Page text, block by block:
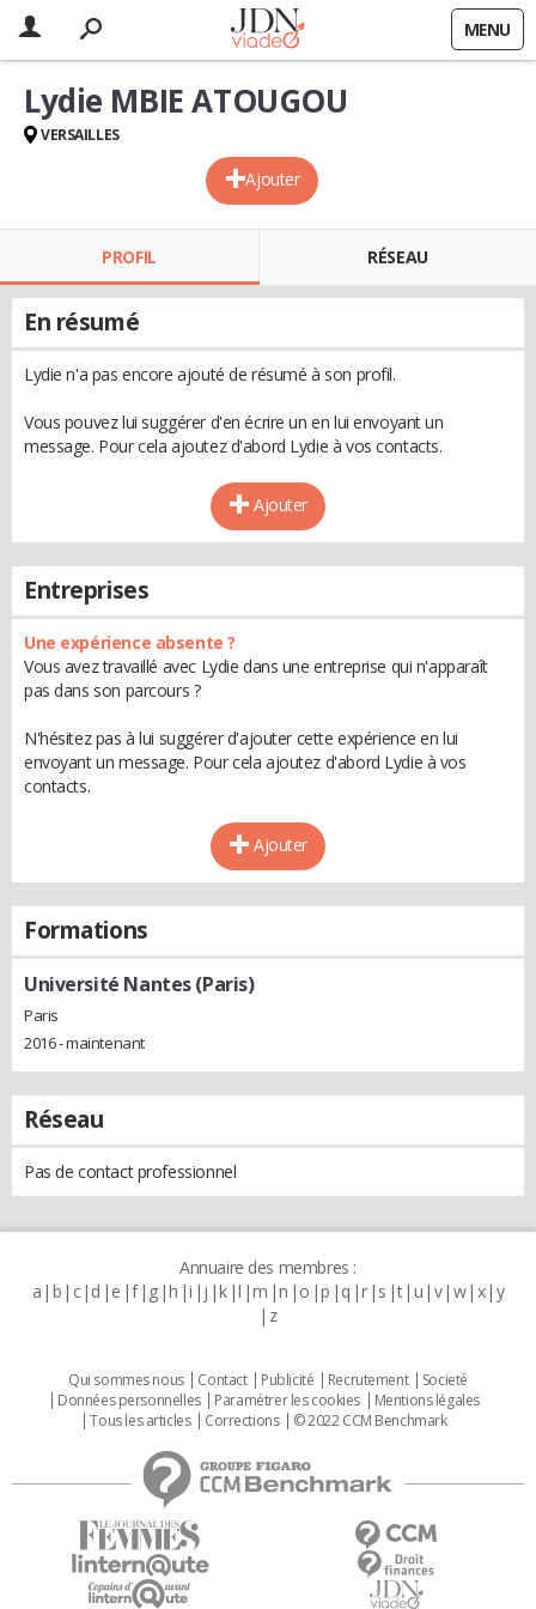
MENU
Ajouter
Lydie MBIE ATOUGOU
VERSAILLES
PROFIL RÉSEAU
En résumé
Lydie n'a pas encore ajouté de résumé à son profil.
Vous pouvez lui suggérer d'en écrire un en lui envoyant un
message. Pour cela ajoutez d'abord Lydie à vos contacts.
Ajouter
Entreprises
Une expérience absente ?
Vous avez travaillé avec Lydie dans une entreprise qui n'apparaît
pas dans son parcours ?
N'hésitez pas à lui suggérer d'ajouter cette expérience en lui
envoyant un message. Pour cela ajoutez d'abord Lydie à vos
contacts.
Ajouter
Formations
Université Nantes (Paris)
Paris
2016 - maintenant
Réseau
Pas de contact professionnel
Annuaire des membres :
a b c d e f g h i j k l m n o p q r s t u v w x y
z
Qui sommes nous Contact Publicité Recrutement
Societé
Données personnelles
Paramétrer les cookies
Mentions légales
Tous les articles
Corrections © 2022 CCM Benchmark